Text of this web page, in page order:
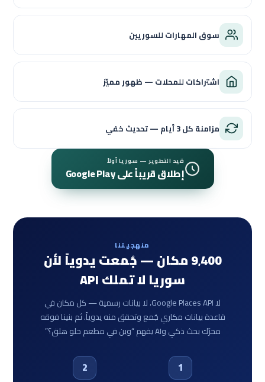
سوق المهارات للسوريين
اشتراكات للمحلات — ظهور مميّز
مزامنة كل 3 أيام — تحديث خفي
قيد التطوير — سوريا أولاً
إطلاق قريباً على Google Play
منهجيتنا
9٬400 مكان — جُمعت يدوياً لأن
سوريا لا تملك API
لا Google Places API، لا بيانات رسمية — كل مكان في
قاعدة بيانات مكاري جُمع وتحقق منه يدوياً. ثم بنينا فوقه
محرّك بحث ذكي وAI يفهم “وين في مطعم حلو هلق؟”
1
2